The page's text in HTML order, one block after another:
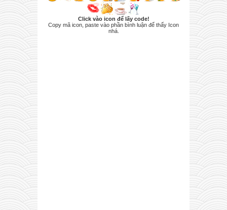
Click vào icon để lấy code!
Copy mã icon, paste vào phần bình luận để thấy Icon
nhá.